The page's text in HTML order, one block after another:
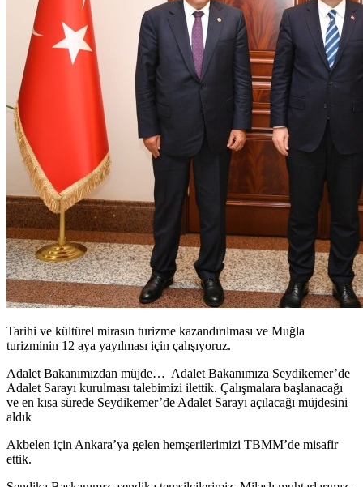
Tarihi ve kültürel mirasın turizme kazandırılması ve Muğla
turizminin 12 aya yayılması için çalışıyoruz.
Adalet Bakanımızdan müjde… Adalet Bakanımıza Seydikemer’de
Adalet Sarayı kurulması talebimizi ilettik. Çalışmalara başlanacağı
ve en kısa sürede Seydikemer’de Adalet Sarayı açılacağı müjdesini
aldık
Akbelen için Ankara’ya gelen hemşerilerimizi TBMM’de misafir
ettik.